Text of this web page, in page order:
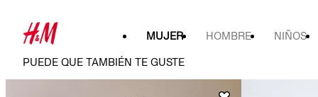
MUJER HOMBRE NIÑOS
PUEDE QUE TAMBIÉN TE GUSTE